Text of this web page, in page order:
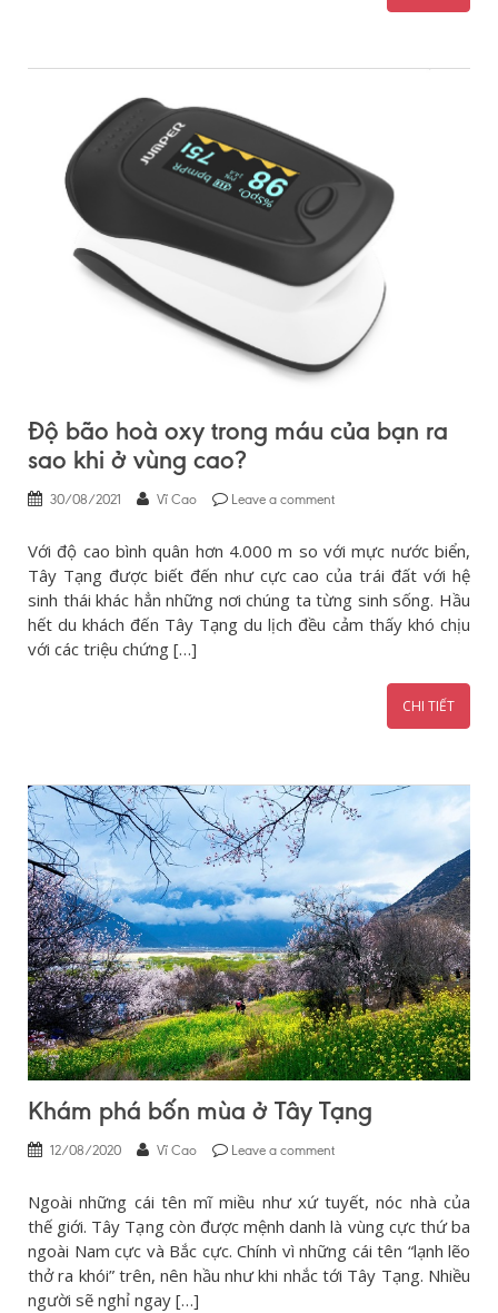
Độ bão hoà oxy trong máu của bạn ra
sao khi ở vùng cao?
30/08/2021 Vĩ Cao Leave a comment
Với độ cao bình quân hơn 4.000 m so với mực nước biển,
Tây Tạng được biết đến như cực cao của trái đất với hệ
sinh thái khác hẳn những nơi chúng ta từng sinh sống. Hầu
hết du khách đến Tây Tạng du lịch đều cảm thấy khó chịu
với các triệu chứng […]
CHI TIẾT
Khám phá bốn mùa ở Tây Tạng
12/08/2020 Vĩ Cao Leave a comment
Ngoài những cái tên mĩ miều như xứ tuyết, nóc nhà của
thế giới. Tây Tạng còn được mệnh danh là vùng cực thứ ba
ngoài Nam cực và Bắc cực. Chính vì những cái tên “lạnh lẽo
thở ra khói” trên, nên hầu như khi nhắc tới Tây Tạng. Nhiều
người sẽ nghỉ ngay […]